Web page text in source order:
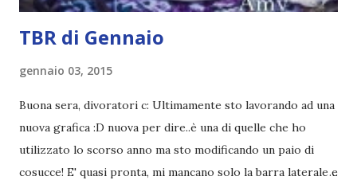
TBR di Gennaio
gennaio 03, 2015
Buona sera, divoratori c: Ultimamente sto lavorando ad una
nuova grafica :D nuova per dire..è una di quelle che ho
utilizzato lo scorso anno ma sto modificando un paio di
cosucce! E' quasi pronta, mi mancano solo la barra laterale e